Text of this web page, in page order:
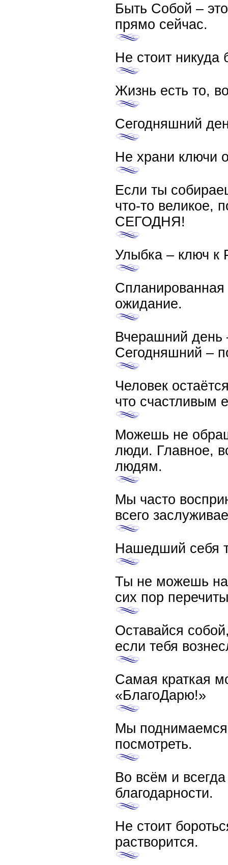
Быть Собой –
прямо сейчас.
Не стоит никуда
Жизнь есть то,
Сегодняшний
Не храни ключи
Если ты
что-то великое,
СЕГОДНЯ!
Улыбка – ключ к
ожидание.
Вчерашний день
Сегодняшний –
Человек
что счастливым
Можешь не
люди. Главное,
людям.
Мы часто
всего
Нашедший себя
Ты не можешь
сих пор
Оставайся
если тебя
Самая краткая
«БлагоДарю!»
Мы поднимаемся
посмотреть.
Во всём и
благодарности.
Не стоит
растворится.